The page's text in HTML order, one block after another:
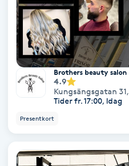
Tatueringsborttagning
Terapi
Thaimassage
Toning
Torrborstning
Brothers beauty salon
4.9
Kungsängsgatan 31,
Tider fr. 17:00, Idag
Presentkort